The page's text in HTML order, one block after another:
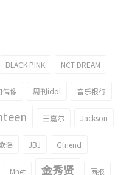
BLACK PINK NCT DREAM
偶像 周刊idol 音乐银行
王嘉尔 Jackson
谣 JBJ Gfriend
Mnet 金秀贤 画报